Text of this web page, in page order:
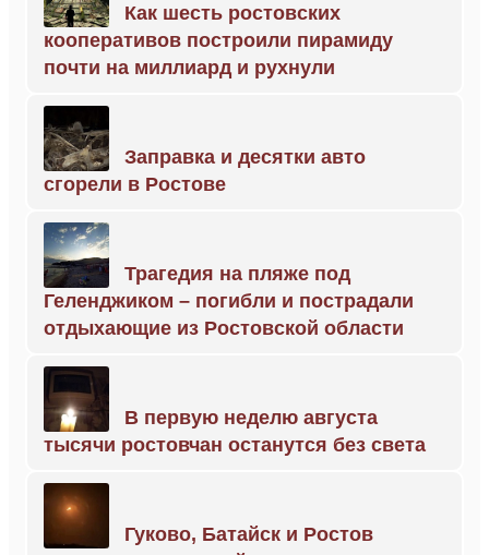
Как шесть ростовских
кооперативов построили пирамиду
почти на миллиард и рухнули
Заправка и десятки авто
сгорели в Ростове
Трагедия на пляже под
Геленджиком – погибли и пострадали
отдыхающие из Ростовской области
В первую неделю августа
тысячи ростовчан останутся без света
Гуково, Батайск и Ростов